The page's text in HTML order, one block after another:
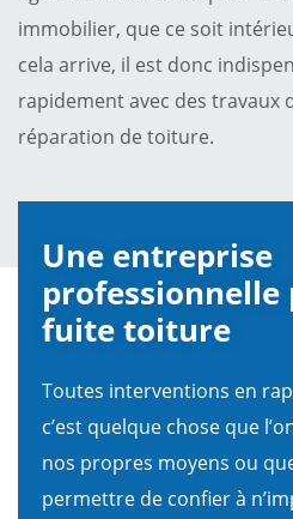
immobilier, que ce soit
cela arrive, il est donc
rapidement avec des travaux
réparation de toiture.
Une entreprise
fuite toiture
Toutes interventions en
c’est quelque chose que
nos propres moyens ou
permettre de confier à